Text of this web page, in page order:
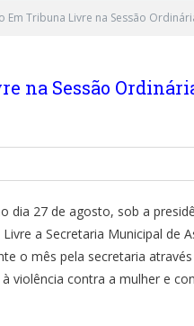
Em Tribuna Livre na Sessão
na Sessão
dia 27 de agosto, sob a
a Secretaria Municipal de
o mês pela secretaria
violência contra a mulher e